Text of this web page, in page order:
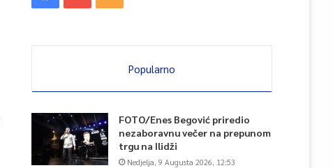
Popularno
FOTO/Enes Begović priredio
nezaboravnu večer na prepunom
trgu na Ilidži
Nedjelja, 9 Augusta 2026, 12:53